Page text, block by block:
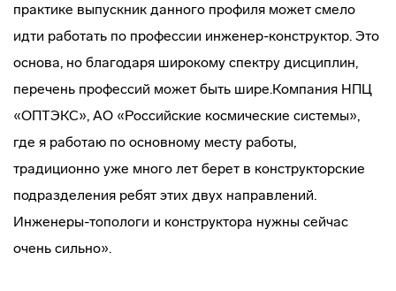
практике выпускник данного профиля может смело
идти работать по профессии инженер-конструктор. Это
основа, но благодаря широкому спектру дисциплин,
перечень профессий может быть шире.Компания НПЦ
«ОПТЭКС», АО «Российские космические системы»,
где я работаю по основному месту работы,
традиционно уже много лет берет в конструкторские
подразделения ребят этих двух направлений.
Инженеры-топологи и конструктора нужны сейчас
очень сильно».